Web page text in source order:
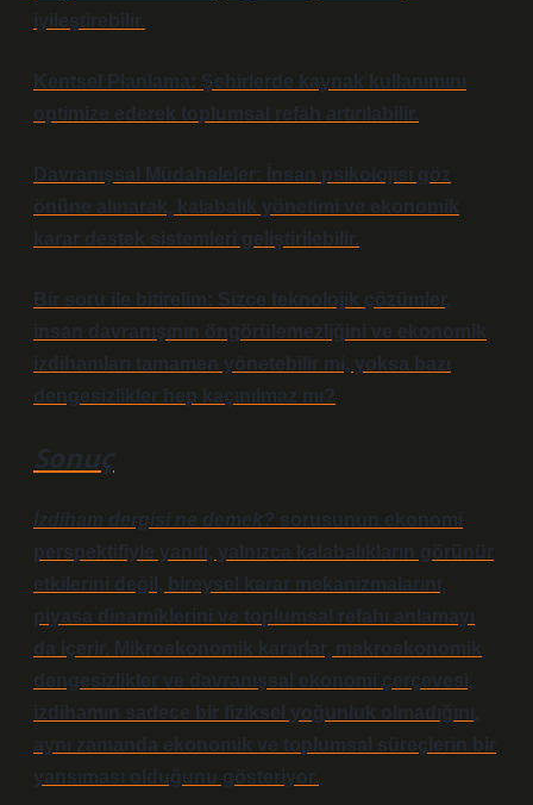
iyileştirebilir.
Kentsel Planlama: Şehirlerde kaynak kullanımını
optimize ederek toplumsal refah artırılabilir.
Davranışsal Müdahaleler: İnsan psikolojisi göz
önüne alınarak, kalabalık yönetimi ve ekonomik
karar destek sistemleri geliştirilebilir.
Bir soru ile bitirelim: Sizce teknolojik çözümler,
insan davranışının öngörülemezliğini ve ekonomik
izdihamları tamamen yönetebilir mi, yoksa bazı
dengesizlikler hep kaçınılmaz mı?
Sonuç
İzdiham dergisi ne demek? sorusunun ekonomi
perspektifiyle yanıtı, yalnızca kalabalıkların görünür
etkilerini değil, bireysel karar mekanizmalarını,
piyasa dinamiklerini ve toplumsal refahı anlamayı
da içerir. Mikroekonomik kararlar, makroekonomik
dengesizlikler ve davranışsal ekonomi çerçevesi,
izdihamın sadece bir fiziksel yoğunluk olmadığını,
aynı zamanda ekonomik ve toplumsal süreçlerin bir
yansıması olduğunu gösteriyor.